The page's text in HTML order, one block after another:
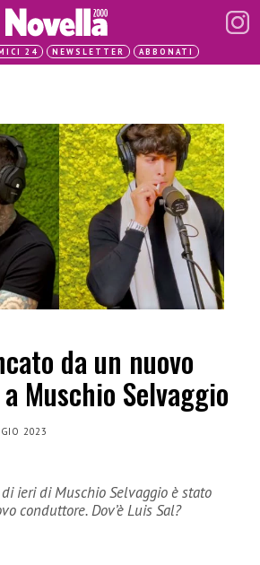
24 NEWSLETTER ABBONATI
da un nuovo
Muschio Selvaggio
2023
ieri di Muschio Selvaggio è stato
conduttore. Dov’è Luis Sal?